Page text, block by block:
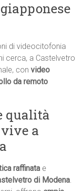
giapponese
di videocitofonia
cerca, a Castelvetro
convideo
da remoto
qualità
a
raffinata e
di Modena.